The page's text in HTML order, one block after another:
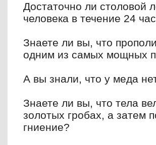
Достаточно ли столовой
человека в течение 24
Знаете ли вы, что
одним из самых мощных
А вы знали, что у меда
Знаете ли вы, что тела
золотых гробах, а затем
гниение?